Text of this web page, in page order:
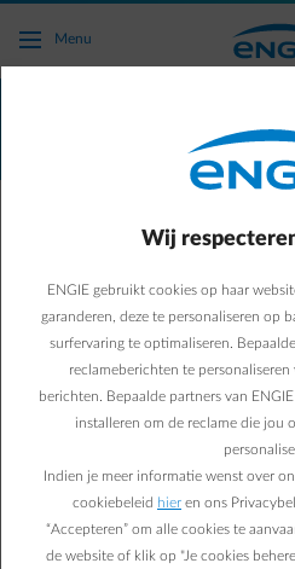
Ga naar de hoofdinhoud
Menu
Word nu klant en ontvang
Wallonië: goed nieuws
beter onder controle te
In Wallonië zal tegen eind 2029 de
elektriciteitsmeters vervangen. Deze
👉 Belangrijk:deze wijziging geldt
digitale gasmeter is momenteel nog
Wij
ENGIE gebruikt cookies op haar
garanderen, deze te personaliseren op
surfervaring te optimaliseren.
reclameberichten te
berichten. Bepaalde partners van
installeren om de reclame die jou
Indien je meer informatie wenst over
cookiebeleid hier en ons
“Accepteren” om alle cookies te
de website of klik op "Je cookies